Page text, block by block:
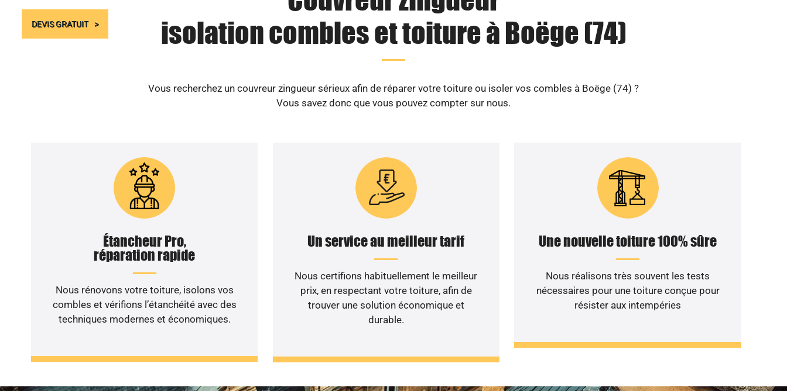
DEVIS GRATUIT
isolation combles et toiture à Boëge (74)
Vous recherchez un couvreur zingueur sérieux afin de réparer votre toiture ou isoler vos combles à Boëge (74) ?
Vous savez donc que vous pouvez compter sur nous.
Étancheur Pro,
réparation rapide
Nous rénovons votre toiture, isolons vos
combles et vérifions l’étanchéité avec des
techniques modernes et économiques.
Un service au meilleur tarif
Nous certifions habituellement le meilleur
prix, en respectant votre toiture, afin de
trouver une solution économique et
durable.
Une nouvelle toiture 100% sûre
Nous réalisons très souvent les tests
nécessaires pour une toiture conçue pour
résister aux intempéries